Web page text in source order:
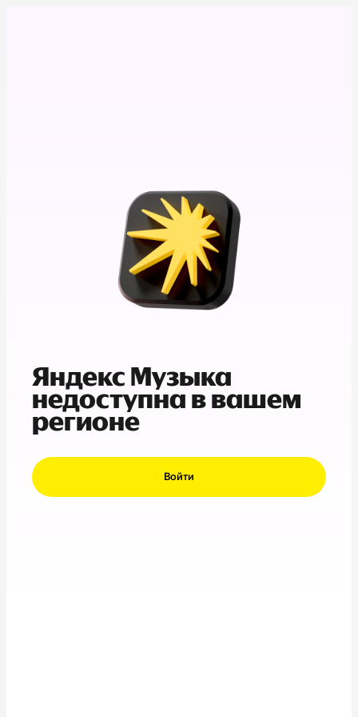
Яндекс Музыка
недоступна в вашем
регионе
Войти